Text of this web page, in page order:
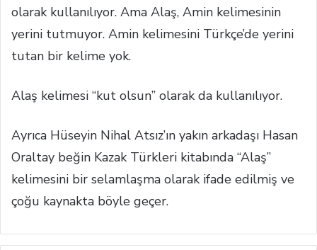
olarak kullanılıyor. Ama Alaş, Amin kelimesinin
yerini tutmuyor. Amin kelimesini Türkçe’de yerini
tutan bir kelime yok.
Alaş kelimesi “kut olsun” olarak da kullanılıyor.
Ayrıca Hüseyin Nihal Atsız’ın yakın arkadaşı Hasan
Oraltay beğin Kazak Türkleri kitabında “Alaş”
kelimesini bir selamlaşma olarak ifade edilmiş ve
çoğu kaynakta böyle geçer.